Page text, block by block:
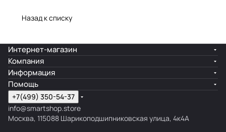
Назад к списку
Интернет-магазин
Компания
Информация
Помощь
+7(499) 350-54-37
info@smartshop.store
Москва, 115088 Шарикоподшипниковская улица, 4к4А